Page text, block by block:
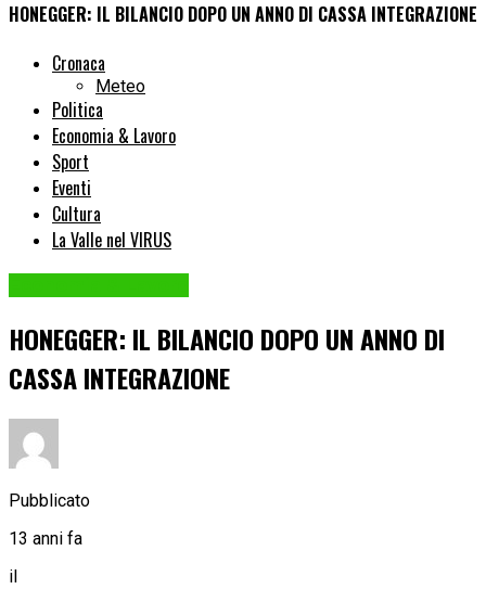
HONEGGER: IL BILANCIO DOPO UN ANNO DI CASSA INTEGRAZIONE
Cronaca
Meteo
Politica
Economia & Lavoro
Sport
Eventi
Cultura
La Valle nel VIRUS
HONEGGER: IL BILANCIO DOPO UN ANNO DI
CASSA INTEGRAZIONE
Pubblicato
13 anni fa
il